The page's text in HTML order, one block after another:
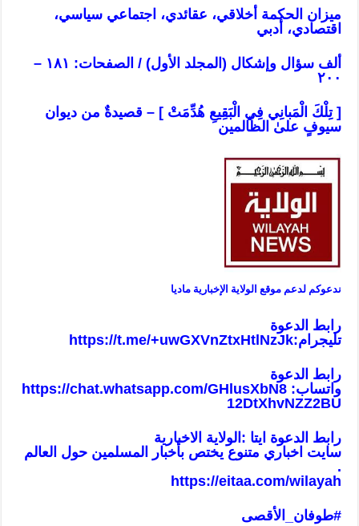
ميزان الحكمة أخلاقي، عقائدي، اجتماعي سياسي،
اقتصادي، أدبي
ألف سؤال وإشكال (المجلد الأول) / الصفحات: ١٨١ –
٢٠٠
[ تِلْكَ الْمَبانِي فِي الْبَقِيعِ هُدِّمَتْ ] – قصيدةٌ من ديوان
سيوفٍ علىٰ الظّالمين
ندعوكم لدعم موقع الولاية الإخبارية ماديا
رابط الدعوة
تليجرام:https://t.me/+uwGXVnZtxHtlNzJk
رابط الدعوة
واتساب:https://chat.whatsapp.com/GHlusXbN8
12DtXhvNZZ2BU
رابط الدعوة ايتا :الولاية الاخبارية
سايت اخباري متنوع يختص بأخبار المسلمين حول العالم
.
https://eitaa.com/wilayah
#طوفان_الأقصى